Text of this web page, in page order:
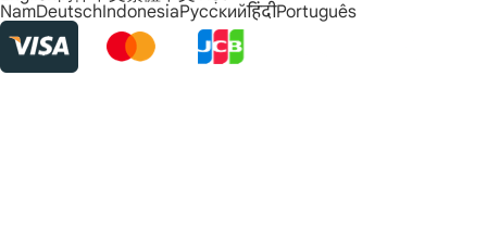
NamDeutschIndonesiaРусскийहिंदीPortuguês